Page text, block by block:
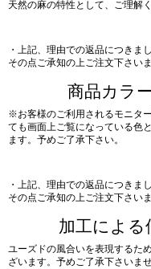
天然の麻の特性として、ご理解
・上記、理由での返品につきま
その点ご承知の上ご注文下さいま
商品カラ
※お客様のご利用されるモニタ
ても画面上ご覧になっている色
ます。予めご了承下さい。
・上記、理由での返品につきま
その点ご承知の上ご注文下さいま
加工による
ユーズドの風合いを表現するた
ざいます。予めご了承下さいませ